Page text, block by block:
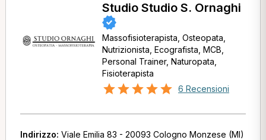
Studio Studio S. Ornaghi
Massofisioterapista, Osteopata,
Nutrizionista, Ecografista, MCB,
Personal Trainer, Naturopata,
Fisioterapista
6 Recensioni
Indirizzo: Viale Emilia 83 - 20093 Cologno Monzese (MI)